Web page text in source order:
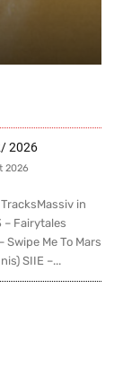
2026
2026
in
– Fairytales
Swipe Me To Mars
SIIE –...